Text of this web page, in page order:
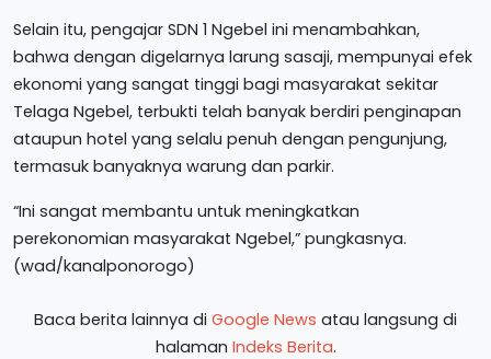
Selain itu, pengajar SDN 1 Ngebel ini menambahkan,
bahwa dengan digelarnya larung sasaji, mempunyai efek
ekonomi yang sangat tinggi bagi masyarakat sekitar
Telaga Ngebel, terbukti telah banyak berdiri penginapan
ataupun hotel yang selalu penuh dengan pengunjung,
termasuk banyaknya warung dan parkir.
“Ini sangat membantu untuk meningkatkan
perekonomian masyarakat Ngebel,” pungkasnya.
(wad/kanalponorogo)
Baca berita lainnya di Google News atau langsung di
halaman Indeks Berita.